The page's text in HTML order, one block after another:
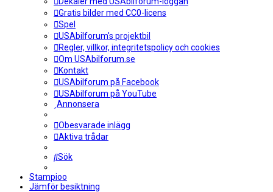
Gratis bilder med CC0-licens
Spel
USAbilforum's projektbil
Regler, villkor, integritetspolicy och cookies
Om USAbilforum.se
Kontakt
USAbilforum på Facebook
USAbilforum på YouTube
Annonsera
Obesvarade inlägg
Aktiva trådar
Sök
Stampioo
Jämför besiktning